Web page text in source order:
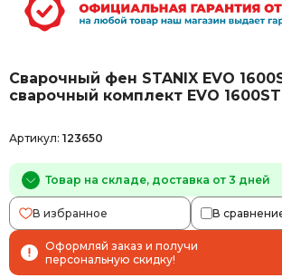
Сварочный фен STANIX EVO
сварочный комплект EVO
Артикул: 123650
Товар на складе, доставка от 3 дней
В избранное В
Оформляй заказ и получи
персональную скидку!